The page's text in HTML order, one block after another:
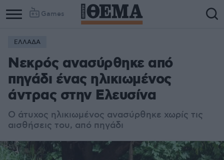
Games
ΕΛΛΑΔΑ
Νεκρός ανασύρθηκε από
πηγάδι ένας ηλικιωμένος
άντρας στην Ελευσίνα
Ο άτυχος ηλικιωμένος ανασύρθηκε χωρίς τις
αισθήσεις του, από πηγάδι